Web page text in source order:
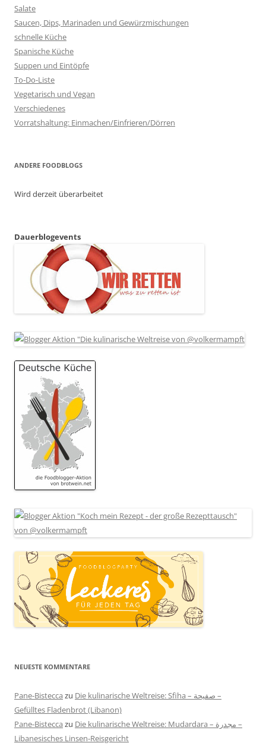
Salate
Saucen, Dips, Marinaden und Gewürzmischungen
schnelle Küche
Spanische Küche
Suppen und Eintöpfe
To-Do-Liste
Vegetarisch und Vegan
Verschiedenes
Vorratshaltung: Einmachen/Einfrieren/Dörren
ANDERE FOODBLOGS
Wird derzeit überarbeitet
Dauerblogevents
NEUESTE KOMMENTARE
Pane-Bistecca zu Die kulinarische Weltreise: Sfiha – صفيحة –
Gefülltes Fladenbrot (Libanon)
Pane-Bistecca zu Die kulinarische Weltreise: Mudardara – مجدرة –
Libanesisches Linsen-Reisgericht